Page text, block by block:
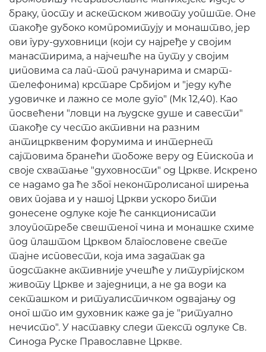
браку, посту и аскетском животу уопште. Оне
такође дубоко компромитују и монаштво, јер
ови гуру-духовници (који су најређе у својим
манастирима, а најчешће на путу у својим
џиповима са лап-топ рачунарима и смарт-
телефонима) крстаре Србијом и "једу куће
удовичке и лажно се моле дуго" (Мк 12,40). Као
посвећени "ловци на људске душе и савести"
такође су често активни на разним
антицрквеним форумима и интернет
сајтовима бранећи тобоже веру од Епископа и
своје схватање "духовности" од Цркве. Искрено
се надамо да ће због неконтролисаног ширења
ових појава и у нашој Цркви ускоро бити
донесене одлуке које ће санкционисати
злоупотребе свештеног чина и монашке схиме
под плаштом Црквом благословене свете
тајне исповести, која има задатак да
подстакне активније учешће у литургијском
животу Цркве и заједници, а не да води ка
секташком и ритуалистичком одвајању од
оног што им духовник каже да је "ритуално
нечисто". У наставку следи текст одлуке Св.
Синода Руске Православне Цркве.